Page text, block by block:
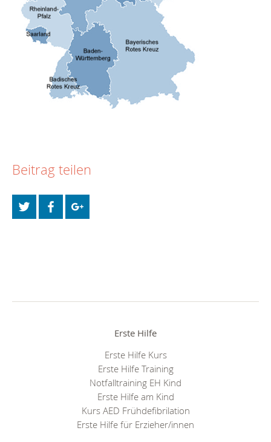
Beitrag teilen
Erste Hilfe
Erste Hilfe Kurs
Erste Hilfe Training
Notfalltraining EH Kind
Erste Hilfe am Kind
Kurs AED Frühdefibrilation
Erste Hilfe für Erzieher/innen